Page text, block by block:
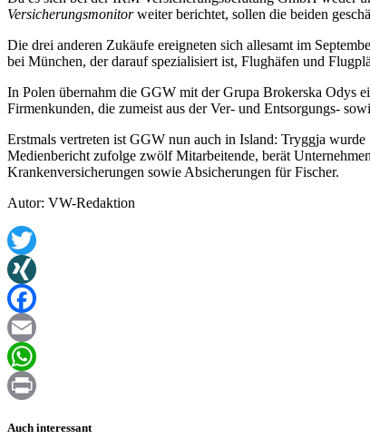
Versicherungsmonitorweiter berichtet, sollen die beiden
Die drei anderen Zukäufe ereigneten sich allesamt im
bei München, der darauf spezialisiert ist, Flughäfen und
In Polen übernahm die GGW mit der Grupa Brokerska Odys
Firmenkunden, die zumeist aus der Ver- und Entsorgungs-
Erstmals vertreten ist GGW nun auch in Island: Tryggja
Medienbericht zufolge zwölf Mitarbeitende, berät
Krankenversicherungen sowie Absicherungen für Fischer.
Autor: VW-Redaktion
Twitter
XING
Facebook
Email
WhatsApp
Auch interessant